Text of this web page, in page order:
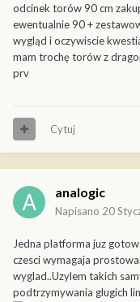
odcinek torów 90 cm
ewentualnie 90 +
wygląd i oczywiscie
mam trochę torów z
prv
Cytuj
analogic
Napisano 20
Jedna platforma juz
czesci wymagaja
wyglad..Uzylem takich
podtrzymywania glugich